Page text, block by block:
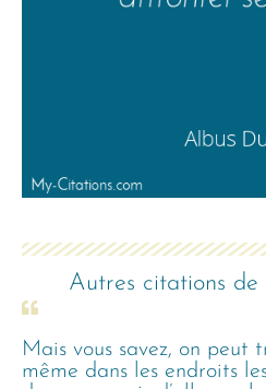
Autres citations de
Mais vous savez, on peut
même dans les endroits